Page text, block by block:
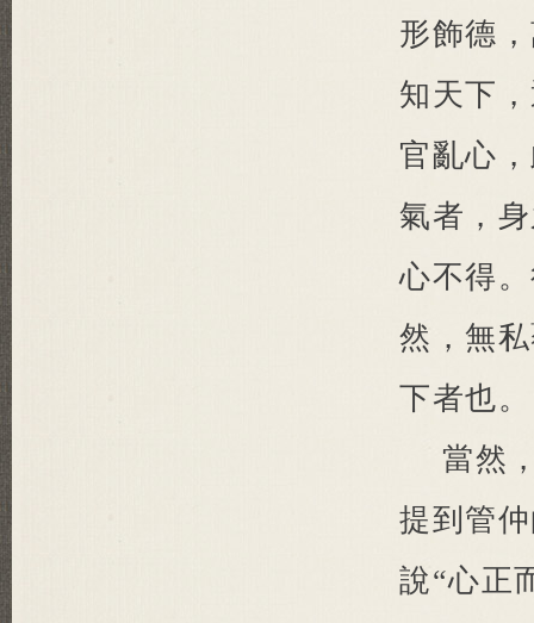
形飾德
知天下
官亂心
氣者，
心不得
然，無
下者也。
當然
提到管
說“心正